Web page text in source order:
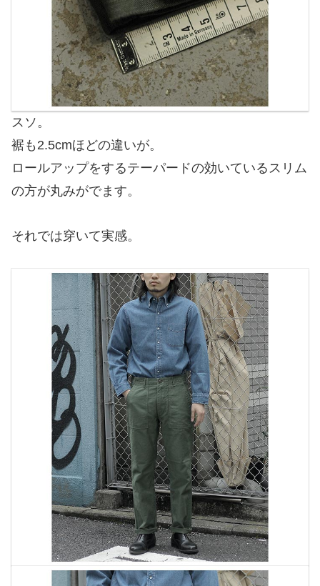
スソ。
裾も2.5cmほどの違いが。
ロールアップをするテーパードの効いているスリム
の方が丸みがでます。
それでは穿いて実感。